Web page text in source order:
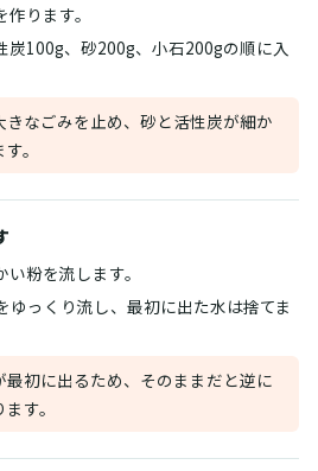
ります。
炭100g、砂200g、小石200gの順に入
きなごみを止め、砂と活性炭が細か
。
粉を流します。
ゆっくり流し、最初に出た水は捨てま
最初に出るため、そのままだと逆に
す。